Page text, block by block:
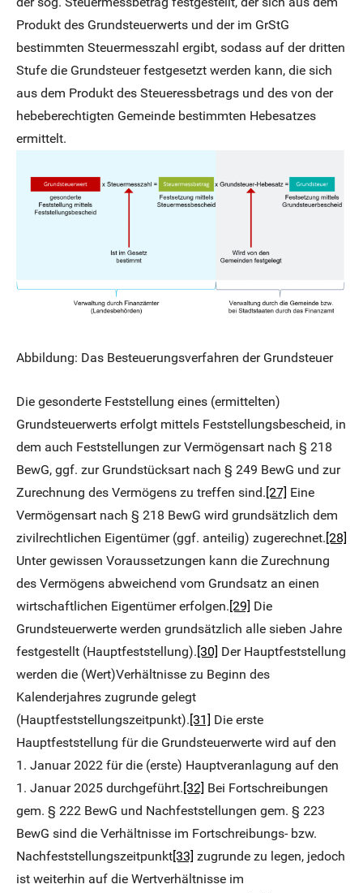
Produkt des Grundsteuerwerts und der im GrStG
bestimmten Steuermesszahl ergibt, sodass auf der dritten
Stufe die Grundsteuer festgesetzt werden kann, die sich
aus dem Produkt des Steueressbetrags und des von der
hebeberechtigten Gemeinde bestimmten Hebesatzes
ermittelt.
Abbildung: Das Besteuerungsverfahren der Grundsteuer
Die gesonderte Feststellung eines (ermittelten)
Grundsteuerwerts erfolgt mittels Feststellungsbescheid, in
dem auch Feststellungen zur Vermögensart nach § 218
BewG, ggf. zur Grundstücksart nach § 249 BewG und zur
Zurechnung des Vermögens zu treffen sind. [27] Eine
Vermögensart nach § 218 BewG wird grundsätzlich dem
zivilrechtlichen Eigentümer (ggf. anteilig) zugerechnet. [28]
Unter gewissen Voraussetzungen kann die Zurechnung
des Vermögens abweichend vom Grundsatz an einen
wirtschaftlichen Eigentümer erfolgen. [29] Die
Grundsteuerwerte werden grundsätzlich alle sieben Jahre
festgestellt (Hauptfeststellung). [30] Der Hauptfeststellung
werden die (Wert)Verhältnisse zu Beginn des
Kalenderjahres zugrunde gelegt
(Hauptfeststellungszeitpunkt). [31] Die erste
Hauptfeststellung für die Grundsteuerwerte wird auf den
1. Januar 2022 für die (erste) Hauptveranlagung auf den
1. Januar 2025 durchgeführt. [32] Bei Fortschreibungen
gem. § 222 BewG und Nachfeststellungen gem. § 223
BewG sind die Verhältnisse im Fortschreibungs- bzw.
Nachfeststellungszeitpunkt[33] zugrunde zu legen, jedoch
ist weiterhin auf die Wertverhältnisse im